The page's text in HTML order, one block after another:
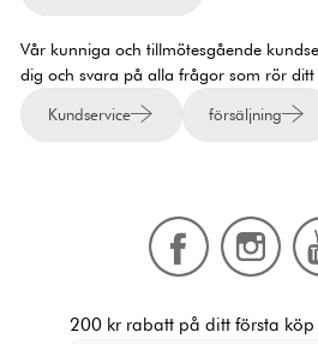
Vår kunniga och tillmötesgående
dig och svara på alla frågor som rör ditt
Kundservice försäljning
200 kr rabatt på ditt första